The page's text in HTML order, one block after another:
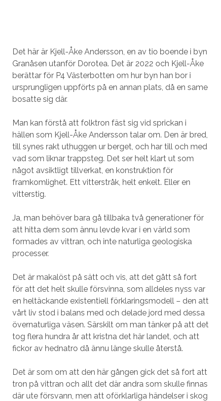
Det här är Kjell-Åke Andersson, en av tio boende i byn
Granåsen utanför Dorotea. Det är 2022 och Kjell-Åke
berättar för P4 Västerbotten om hur byn han bor i
ursprungligen uppförts på en annan plats, då en same
bosatte sig där.
Man kan förstå att folktron fäst sig vid sprickan i
hällen som Kjell-Åke Andersson talar om. Den är bred,
till synes rakt uthuggen ur berget, och har till och med
vad som liknar trappsteg. Det ser helt klart ut som
något avsiktligt tillverkat, en konstruktion för
framkomlighet. Ett vitterstråk, helt enkelt. Eller en
vitterstig.
Ja, man behöver bara gå tillbaka två generationer för
att hitta dem som ännu levde kvar i en värld som
formades av vittran, och inte naturliga geologiska
processer.
Det är makalöst på sätt och vis, att det gått så fort
för att det helt skulle försvinna, som alldeles nyss var
en heltäckande existentiell förklaringsmodell – den att
vårt liv stod i balans med och delade jord med dessa
övernaturliga väsen. Särskilt om man tänker på att det
tog flera hundra år att kristna det här landet, och att
fickor av hednatro då ännu länge skulle återstå.
Det är som om att den här gången gick det så fort att
tron på vittran och allt det där andra som skulle finnas
där ute försvann, men att oförklarliga händelser i skog